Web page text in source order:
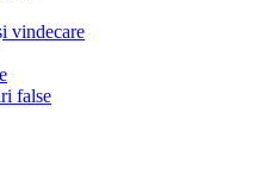
vindecare
false